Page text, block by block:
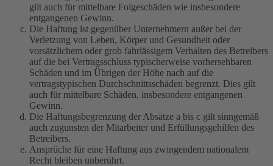
gilt auch für mittelbare Folgeschäden wie insbesondere
entgangenen Gewinn.
Die Haftung ist gegenüber Unternehmern außer bei der
Verletzung von Leben, Körper und Gesundheit oder
vorsätzlichem oder grob fahrlässigem Verhalten des Betreibers
auf die bei Vertragsschluss typischerweise vorhersehbaren
Schäden und im Übrigen der Höhe nach auf die
vertragstypischen Durchschnittsschäden begrenzt. Dies gilt
auch für mittelbare Schäden, insbesondere entgangenen
Gewinn.
Die Haftungsbegrenzung der Absätze a bis c gilt sinngemäß
auch zugunsten der Mitarbeiter und Erfüllungsgehilfen des
Betreibers.
Ansprüche für eine Haftung aus zwingendem nationalem
Recht bleiben unberührt.